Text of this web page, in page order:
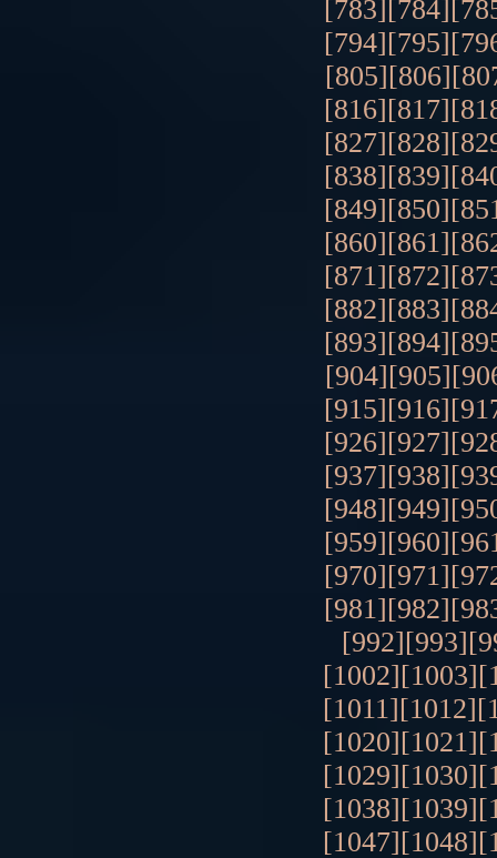
[783][784]
[794][795]
[805][806]
[816][817]
[827][828]
[838][839]
[849][850]
[860][861]
[871][872]
[882][883]
[893][894]
[904][905]
[915][916]
[926][927]
[937][938]
[948][949]
[959][960]
[970][971]
[981][982]
[992][993]
[1002][1003]
[1011][1012]
[1020][1021]
[1029][1030]
[1038][1039]
[1047][1048]